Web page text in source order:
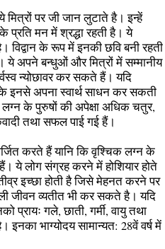
मित्रों पर जी जान लुटाते है। इन्हें
के प्रति मन में श्रद्धा रहती है। ये
विद्वान के रूप में इनकी छवि बनी रहती
ये अपने बन्धुओं और मित्रों में सम्मानीय
न्योछावर कर सकते हैं। यदि
इनसे अपना स्वार्थ साधन कर सकती
के पुरुषों की अपेक्षा अधिक चतुर,
तथा सफल पाई गई हैं।
करते हैं यानि कि वृश्चिक लग्न के
ये लोग संग्रह करने में होशियार होते
इच्छा होती है जिसे मेहनत करने पर
जीवन व्यतीत भी कर सकते है। यदि
प्रायः गले, छाती, गर्मी, वायु तथा
इनका भाग्योदय सामान्यत: 28वें वर्ष में